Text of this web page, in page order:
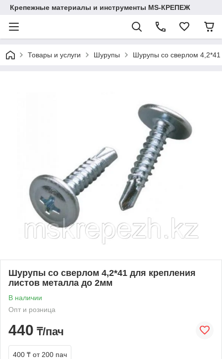
Крепежные материалы и инструменты MS-КРЕПЕЖ
Товары и услуги Шурупы Шурупы со сверлом
Шурупы со сверлом 4,2*41 для крепления
листов металла до 2мм
В наличии
Опт и розница
440 ₸/пач
400 ₸ от 200 пач